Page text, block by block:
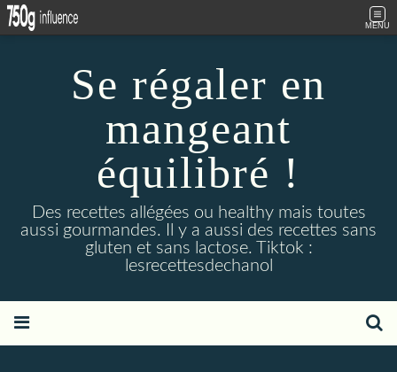
MENU
Se régaler en
mangeant
équilibré !
Des recettes allégées ou healthy mais toutes
aussi gourmandes. Il y a aussi des recettes sans
gluten et sans lactose. Tiktok :
lesrecettesdechanol